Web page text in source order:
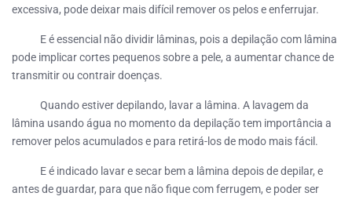
excessiva, pode deixar mais difícil remover os pelos e enferrujar.
E é essencial não dividir lâminas, pois a depilação com lâmina
pode implicar cortes pequenos sobre a pele, a aumentar chance de
transmitir ou contrair doenças.
Quando estiver depilando, lavar a lâmina. A lavagem da
lâmina usando água no momento da depilação tem importância a
remover pelos acumulados e para retirá-los de modo mais fácil.
E é indicado lavar e secar bem a lâmina depois de depilar, e
antes de guardar, para que não fique com ferrugem, e poder ser